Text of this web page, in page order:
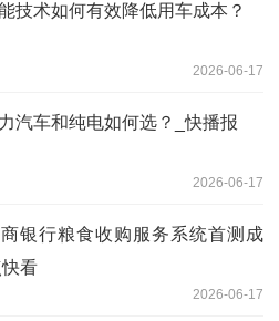
技术如何有效降低用车成本？
2026-06-17
汽车和纯电如何选？_快播报
2026-06-17
银行粮食收购服务系统首测成
看
2026-06-17